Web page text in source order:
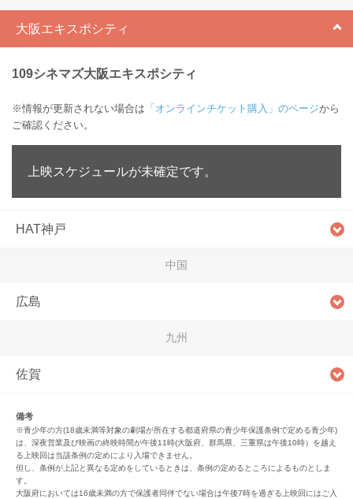
大阪エキスポシティ
109シネマズ大阪エキスポシティ
※情報が更新されない場合は 「オンラインチケット購入」のページから
ご確認ください。
上映スケジュールが未確定です。
HAT神戸
中国
広島
九州
佐賀
備考
※青少年の方(18歳未満等対象の劇場が所在する都道府県の青少年保護条例で定める青少年)
は、深夜営業及び映画の終映時間が午後11時(大阪府、群馬県、三重県は午後10時）を越え
る上映回は当該条例の定めにより入場できません。
但し、条例が上記と異なる定めをしているときは、条例の定めるところによるものとしま
す。
大阪府においては16歳未満の方で保護者同伴でない場合は午後7時を過ぎる上映回にはご入